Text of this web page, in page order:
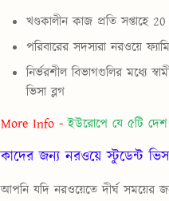
খণ্ডকালীন কাজ প্রতি সপ্তাহে
পরিবারের সদস্যরা নরওয়ে
নির্ভরশীল বিভাগগুলির মধ্যে
ভিসা ব্লগ
More Info - ইউরোপে যে ৫টি
কাদের জন্য নরওয়ে স্টুডেন্ট
আপনি যদি নরওয়েতে দীর্ঘ সময়ের